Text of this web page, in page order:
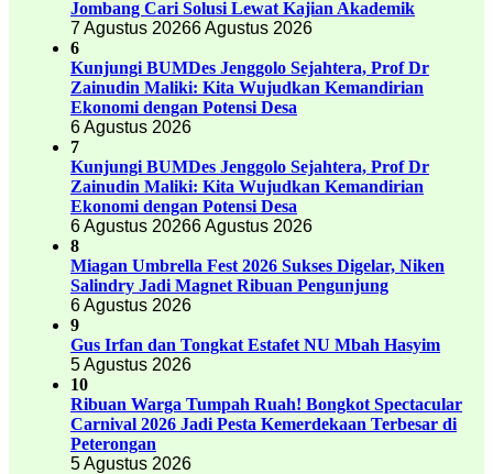
Jombang Cari Solusi Lewat Kajian Akademik
7 Agustus 20266 Agustus 2026
6
Kunjungi BUMDes Jenggolo Sejahtera, Prof Dr
Zainudin Maliki: Kita Wujudkan Kemandirian
Ekonomi dengan Potensi Desa
6 Agustus 2026
7
Kunjungi BUMDes Jenggolo Sejahtera, Prof Dr
Zainudin Maliki: Kita Wujudkan Kemandirian
Ekonomi dengan Potensi Desa
6 Agustus 20266 Agustus 2026
8
Miagan Umbrella Fest 2026 Sukses Digelar, Niken
Salindry Jadi Magnet Ribuan Pengunjung
6 Agustus 2026
9
Gus Irfan dan Tongkat Estafet NU Mbah Hasyim
5 Agustus 2026
10
Ribuan Warga Tumpah Ruah! Bongkot Spectacular
Carnival 2026 Jadi Pesta Kemerdekaan Terbesar di
Peterongan
5 Agustus 2026